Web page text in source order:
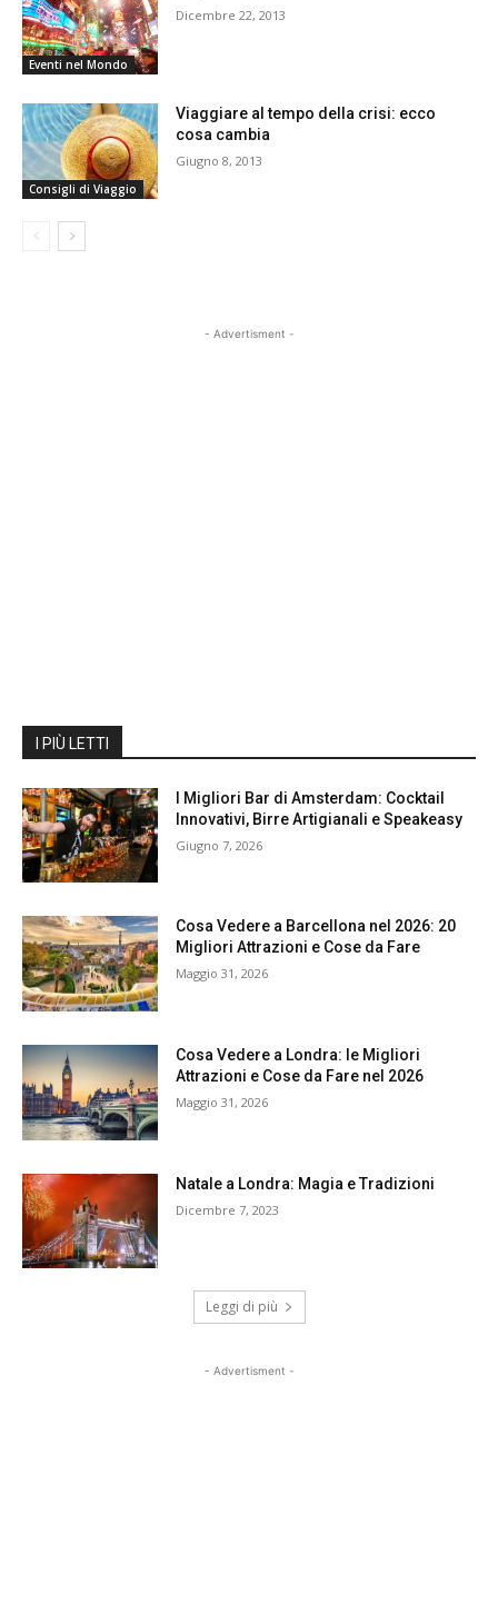
Eventi nel Mondo
Dicembre 22, 2013
Consigli di Viaggio
Viaggiare al tempo della crisi: ecco
cosa cambia
Giugno 8, 2013
- Advertisment -
I PIÙ LETTI
I Migliori Bar di Amsterdam: Cocktail
Innovativi, Birre Artigianali e Speakeasy
Giugno 7, 2026
Cosa Vedere a Barcellona nel 2026: 20
Migliori Attrazioni e Cose da Fare
Maggio 31, 2026
Cosa Vedere a Londra: le Migliori
Attrazioni e Cose da Fare nel 2026
Maggio 31, 2026
Natale a Londra: Magia e Tradizioni
Dicembre 7, 2023
Leggi di più
- Advertisment -